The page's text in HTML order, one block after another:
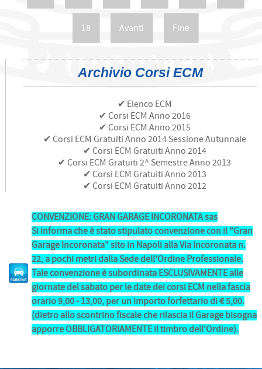
18 Avanti Fine
Archivio Corsi ECM
✔ Elenco ECM
✔ Corsi ECM Anno 2016
✔ Corsi ECM Anno 2015
✔ Corsi ECM Gratuiti Anno 2014 Sessione Autunnale
✔ Corsi ECM Gratuiti Anno 2014
✔ Corsi ECM Gratuiti 2^ Semestre Anno 2013
✔ Corsi ECM Gratuiti Anno 2013
✔ Corsi ECM Gratuiti Anno 2012
CONVENZIONE: GRAN GARAGE INCORONATA sas
Si informa che è stato stipulato convenzione con il "Gran
Garage Incoronata" sito in Napoli alla Via Incoronata n.
22, a pochi metri dalla Sede dell'Ordine Professionale.
Tale convenzione è subordinata ESCLUSIVAMENTE alle
giornate del sabato per le date dei corsi ECM nella fascia
orario 9,00 - 13,00, per un importo forfettario di € 5,00.
(dietro allo scontrino fiscale che rilascia il Garage bisogna
apporre OBBLIGATORIAMENTE il timbro dell'Ordine).